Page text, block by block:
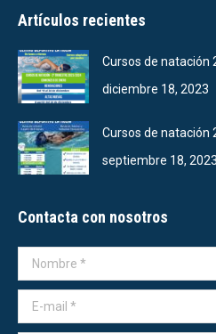
Artículos recientes
Cursos de natación
diciembre 18, 2023
Cursos de natación
septiembre 18, 2023
Contacta con nosotros
Nombre *
E-mail *